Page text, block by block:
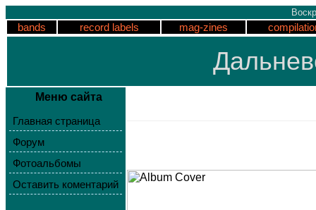
bands record labels mag-zines
Меню сайта
Главная страница
Форум
Фотоальбомы
Оставить коментарий